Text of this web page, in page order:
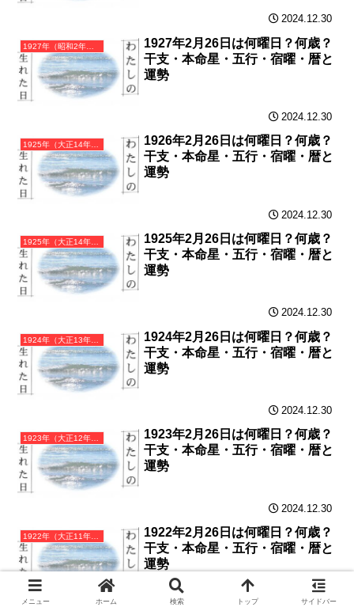
2024.12.30
1927年（昭和2年）丁卯（ひのとう）・卯年（うさぎ年）カレンダー（月曜はじまり）
1927年2月26日は何曜日？何歳？
干支・本命星・五行・宿曜・暦と
運勢
2024.12.30
1925年（大正14年）乙丑（きのとうし）・丑年（うし年）カレンダー（月曜はじまり）
1926年2月26日は何曜日？何歳？
干支・本命星・五行・宿曜・暦と
運勢
2024.12.30
1925年（大正14年）乙丑（きのとうし）・丑年（うし年）カレンダー（月曜はじまり）
1925年2月26日は何曜日？何歳？
干支・本命星・五行・宿曜・暦と
運勢
2024.12.30
1924年（大正13年）甲子（きのえね）・子年カレンダー（月曜はじまり）
1924年2月26日は何曜日？何歳？
干支・本命星・五行・宿曜・暦と
運勢
2024.12.30
1923年（大正12年）癸亥（みずのとい）・亥年カレンダー（月曜はじまり）
1923年2月26日は何曜日？何歳？
干支・本命星・五行・宿曜・暦と
運勢
2024.12.30
1922年（大正11年）壬戌（みずのえいぬ）・戌年カレンダー（月曜はじまり）
1922年2月26日は何曜日？何歳？
干支・本命星・五行・宿曜・暦と
運勢
2024.12.29
メニュー ホーム 検索 トップ サイドバー